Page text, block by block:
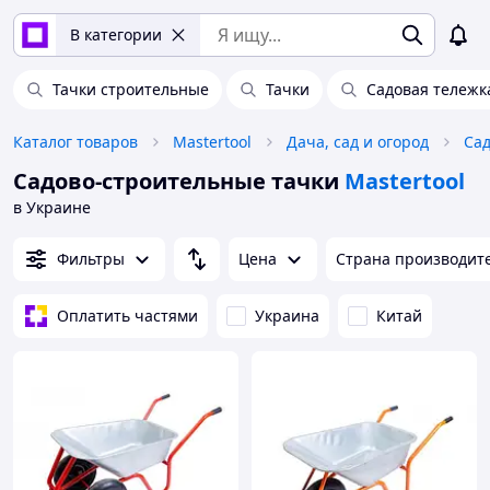
В категории
Тачки строительные Тачки Садовая
Каталог товаров Mastertool Дача, сад и огород
Садово-строительные тачки Mastertool
в Украине
Фильтры Цена Страна
Оплатить частями Украина Китай